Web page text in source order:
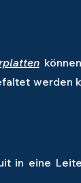
werden
in eine